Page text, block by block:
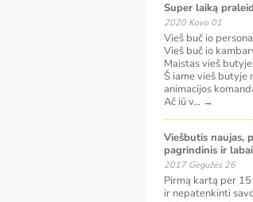
Super laiką
2020 Kovo 01
Vieš buč io
Vieš buč io
Maistas vieš
Š iame vieš butyje
animacijos
Ač iū v... →
Viešbutis naujas, patogus, bet virtuvė ir kontingentas yra jo
pagrindinis ir
2017 Gegužės 26
Pirmą kartą per
ir nepatenkinti